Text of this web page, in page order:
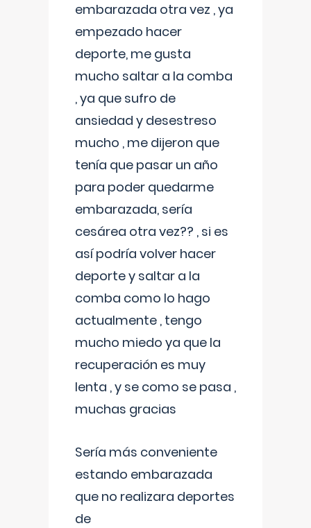
embarazada otra vez , ya
empezado hacer
deporte, me gusta
mucho saltar a la comba
, ya que sufro de
ansiedad y desestreso
mucho , me dijeron que
tenía que pasar un año
para poder quedarme
embarazada, sería
cesárea otra vez?? , si es
así podría volver hacer
deporte y saltar a la
comba como lo hago
actualmente , tengo
mucho miedo ya que la
recuperación es muy
lenta , y se como se pasa ,
muchas gracias
Sería más conveniente
estando embarazada
que no realizara deportes
de